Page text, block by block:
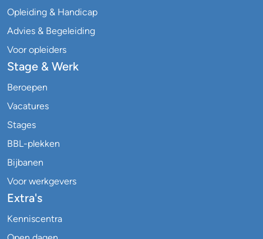
Opleiding & Handicap
Advies & Begeleiding
Voor opleiders
Stage & Werk
Beroepen
Vacatures
Stages
BBL-plekken
Bijbanen
Voor werkgevers
Extra's
Kenniscentra